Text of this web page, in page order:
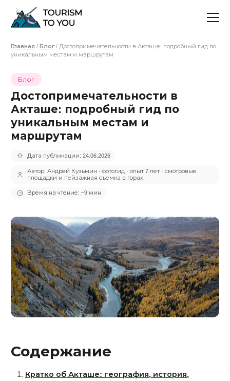
Главная / Блог/ Достопримечательности в Акташе: подробный гид по
уникальным местам и маршрутам
Блог
Достопримечательности в
Акташе: подробный гид по
уникальным местам и
маршрутам
Дата публикации: 24.06.2026
Автор: Андрей Кузьмин · фотогид · опыт 7 лет · смотровые
площадки и пейзажная съёмка в горах
Время на чтение: ~9 мин
Содержание
Кратко об Акташе: география, история,